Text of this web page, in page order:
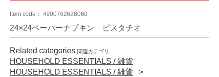
Item code： 4900762628060
24×24ペーパーナプキン ピスタチオ
Related categories 関連カテゴリ
HOUSEHOLD ESSENTIALS / 雑貨
HOUSEHOLD ESSENTIALS / 雑貨